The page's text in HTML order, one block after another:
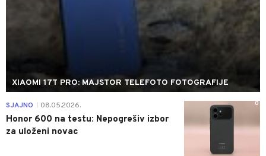
XIAOMI 17T PRO: MAJSTOR TELEFOTO FOTOGRAFIJE
0
SJAJNO 08.05.2026.
Honor 600 na testu: Nepogrešiv izbor
za uloženi novac